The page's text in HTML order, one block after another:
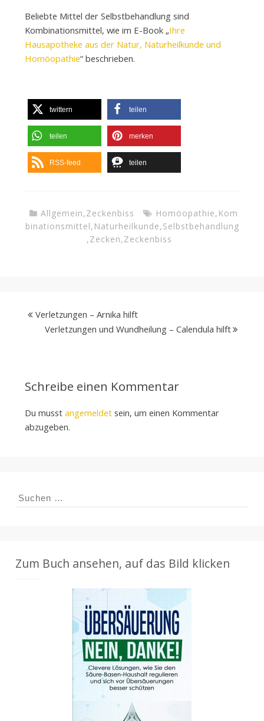
Beliebte Mittel der Selbstbehandlung sind
Kombinationsmittel, wie im E-Book „Ihre
Hausapotheke aus der Natur, Naturheilkunde und
Homöopathie“ beschrieben.
twittern teilen
teilen merken
RSS-feed teilen
Allgemein,Zeckenbiss Homöopathie, Kom
binationsmittel, Naturheilkunde,Selbstbehandlung
,Zecken,Zeckenbiss
Verletzungen – Arnika hilft
Verletzungen und Wundheilung – Calendula hilft
Schreibe einen Kommentar
Du musst angemeldetsein, um einen Kommentar
abzugeben.
Suchen
Zum Buch ansehen, auf das Bild klicken